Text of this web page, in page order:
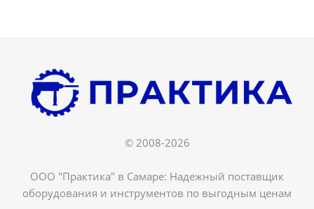
© 2008-2026
ООО "Практика" в Самаре: Надежный поставщик
оборудования и инструментов по выгодным ценам